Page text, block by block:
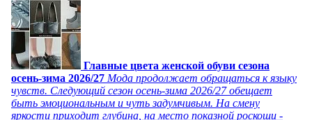
Главные цвета женской обуви сезона
осень-зима 2026/27 Мода продолжает обращаться к языку
чувств. Следующий сезон осень-зима 2026/27 обещает
быть эмоциональным и чуть задумчивым. На смену
яркости приходит глубина, на место показной роскоши -